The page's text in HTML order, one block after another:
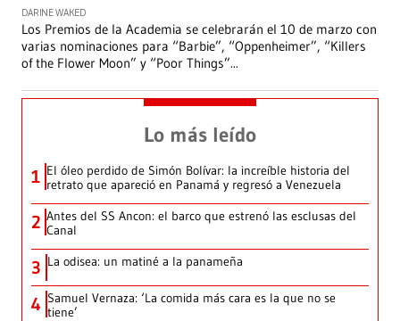
DARINE WAKED
Los Premios de la Academia se celebrarán el 10 de marzo con
varias nominaciones para “Barbie”, “Oppenheimer”, “Killers
of the Flower Moon” y “Poor Things”...
Lo más leído
1 El óleo perdido de Simón Bolívar: la increíble historia del
retrato que apareció en Panamá y regresó a Venezuela
2 Antes del SS Ancon: el barco que estrenó las esclusas del
Canal
3 La odisea: un matiné a la panameña
4 Samuel Vernaza: ‘La comida más cara es la que no se
tiene’